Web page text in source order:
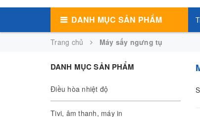
DANH MỤC SẢN PHẨM
Trang chủ Máy sấy ngưng tụ
DANH MỤC SẢN PHẨM
Điều hòa nhiệt độ
Tivi, âm thanh, máy in